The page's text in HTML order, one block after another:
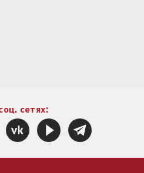
сетях: